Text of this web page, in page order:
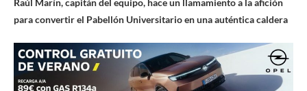
para convertir el Pabellón Universitario en una auténtica caldera